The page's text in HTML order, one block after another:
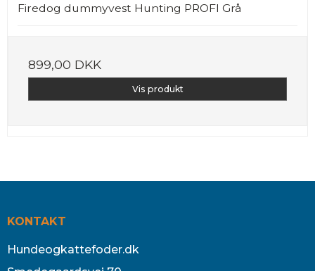
Firedog dummyvest Hunting PROFI Grå
899,00 DKK
Vis produkt
KONTAKT
Hundeogkattefoder.dk